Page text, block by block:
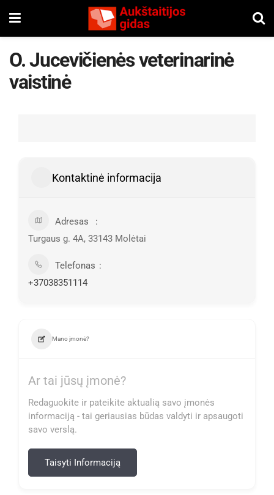
O. Jucevičienės veterinarinė
vaistinė
Kontaktinė informacija
Adresas
Turgaus g. 4A, 33143 Molėtai
Telefonas
+37038351114
Mano įmonė?
Ar tai jūsų įmonė?
Redaguokite ir pateikite aktualią savo įmonės
informaciją - tai geriausias būdas valdyti ir apsaugoti
savo verslą.
Taisyti Informaciją